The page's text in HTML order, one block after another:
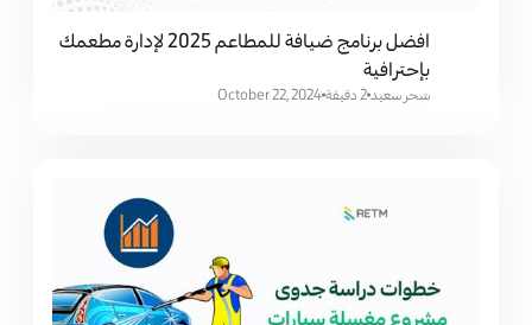
افضل برنامج ضيافة للمطاعم 2025 لإدارة مطعمك
بإحترافية
سَحر سعيد 2 دقيقة October 22, 2024